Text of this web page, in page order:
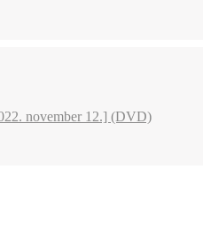
november 12.] (DVD)